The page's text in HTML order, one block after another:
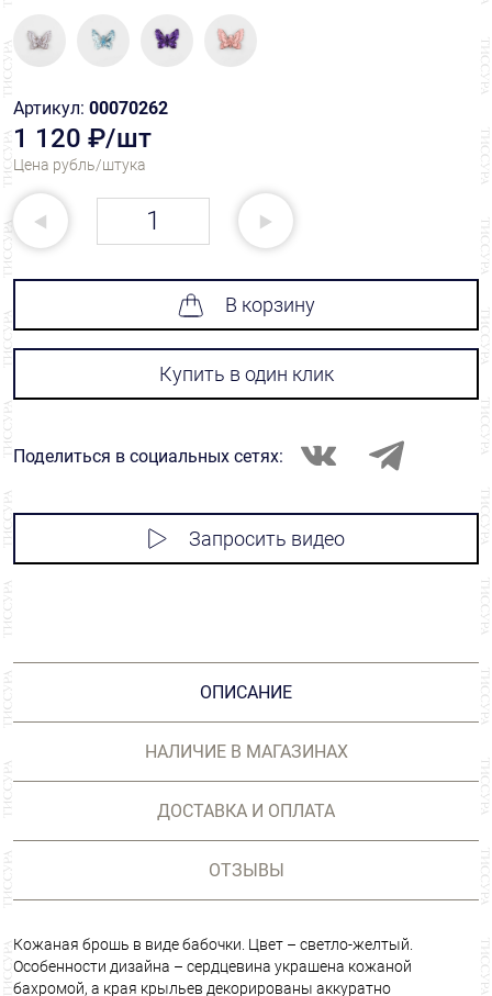
Артикул: 00070262
1 120 ₽/шт
Цена рубль/штука
В корзину
Купить в один клик
Поделиться в социальных сетях:
Запросить видео
ОПИСАНИЕ
НАЛИЧИЕ В МАГАЗИНАХ
ДОСТАВКА И ОПЛАТА
ОТЗЫВЫ
Кожаная брошь в виде бабочки. Цвет – светло-желтый.
Особенности дизайна – сердцевина украшена кожаной
бахромой, а края крыльев декорированы аккуратно